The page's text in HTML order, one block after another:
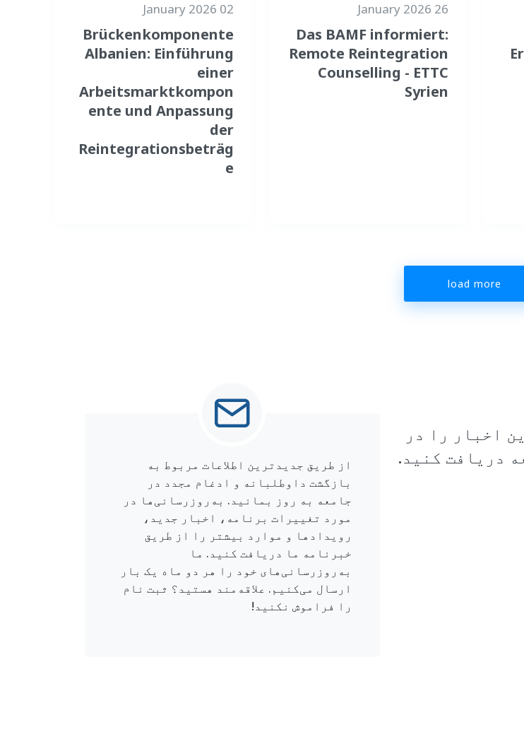
26 January 2026
Das BAMF informiert:
Remote Reintegration
Counselling - ETTC
Syrien
02 January 2026
Brückenkomponente
Albanien: Einführung
einer
Arbeitsmarktkompon
ente und Anpassung
der
Reintegrationsbeträg
e
load more
اخبار را در
دریافت کنید.
از طریق جدیدترین اطلاعات مربوط به
بازگشت داوطلبانه و ادغام مجدد در
جامعه به روز بمانید. به‌روزرسانی‌ها در
مورد تغییرات برنامه، اخبار جدید،
رویدادها و موارد بیشتر را از طریق
خبرنامه ما دریافت کنید. ما
به‌روزرسانی‌های خود را هر دو ماه یک بار
ارسال می‌کنیم. علاقه‌مند هستید؟ ثبت نام
را فراموش نکنید!